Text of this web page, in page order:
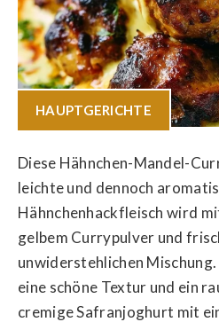
HAUPTGERICHTE
Diese Hähnchen-Mandel-
leichte und dennoch
Hähnchenhackfleisch wird
gelbem Currypulver und
unwiderstehlichen
eine schöne Textur und ein
cremige Safranjoghurt mit